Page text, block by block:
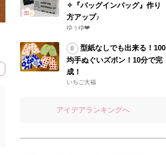
✧『バッグインバッグ』作り
方アップ♪
ゆぅゆ❤️
型紙なしでも出来る！100
均手ぬぐいズボン！10分で完
成！
いちご大福
アイデアランキングへ